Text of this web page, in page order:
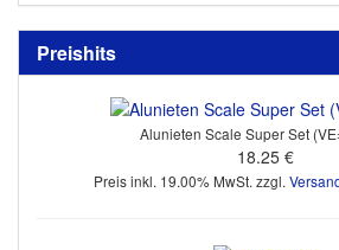
Preishits
Alunieten Scale Super Set
18.25 €
Preis inkl. 19.00% MwSt. zzgl.